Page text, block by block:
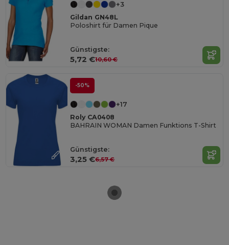
+3
Gildan GN48L
Poloshirt für Damen Pique
Günstigste:
5,72 €10,60 €
-50%
+17
Roly CA0408
BAHRAIN WOMAN Damen Funktions T-Shirt
Günstigste:
3,25 €6,57 €